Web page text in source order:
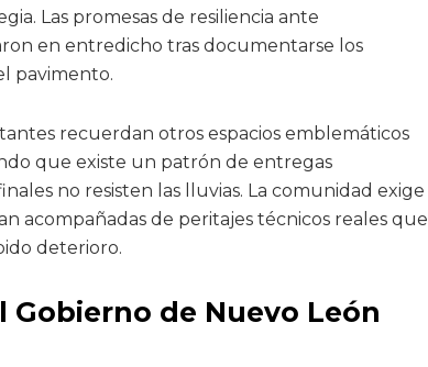
Las promesas de resiliencia ante
en entredicho tras documentarse los
pavimento.
recuerdan otros espacios emblemáticos
que existe un patrón de entregas
no resisten las lluvias. La comunidad exige
acompañadas de peritajes técnicos reales que
deterioro.
Gobierno de Nuevo León